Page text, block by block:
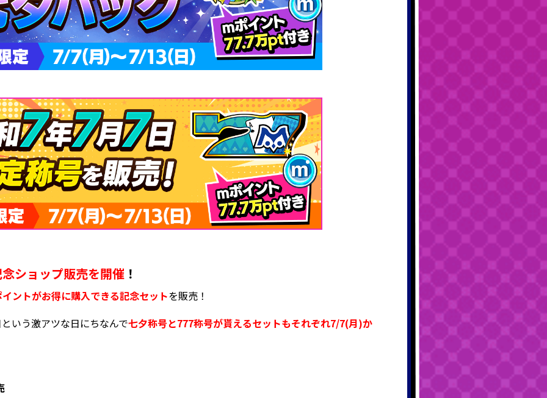
ショップ販売を開催 ！
ントがお得に購入できる記念セットを販売！
いう激アツな日にちなんで七夕称号と777称号が貰えるセットもそれぞれ7/7(月)か